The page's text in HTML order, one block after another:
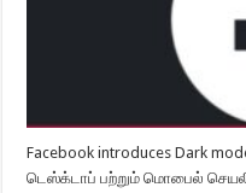
Facebook introduces Dark
டெஸ்க்டாப் பற்றும் மொபைல்